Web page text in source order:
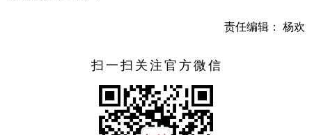
责任编辑： 杨欢
扫一扫关注官方微信